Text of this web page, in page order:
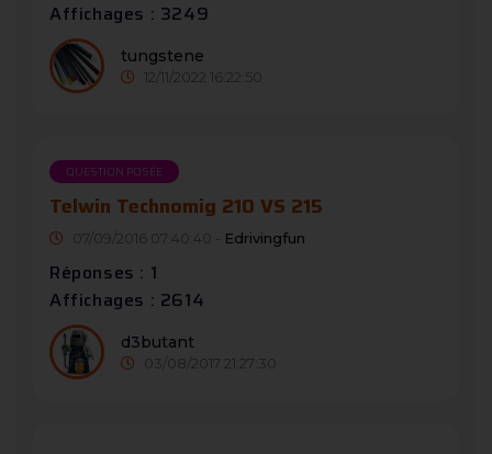
Affichages : 3249
tungstene
12/11/2022 16:22:50
QUESTION POSÉE
Telwin Technomig 210 VS 215
07/09/2016 07:40:40 - Edrivingfun
Réponses : 1
Affichages : 2614
d3butant
03/08/2017 21:27:30